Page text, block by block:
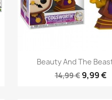
Beauty And The
14,99 € 9,99 €
Aperçu